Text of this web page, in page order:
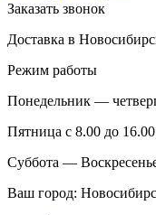
Заказать звонок
Доставка в
Режим работы
Понедельник —
Пятница с 8.00 до
Суббота —
Ваш город: